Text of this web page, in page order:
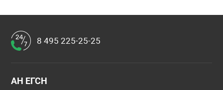
8 495 225-25-25
АН ЕГСН